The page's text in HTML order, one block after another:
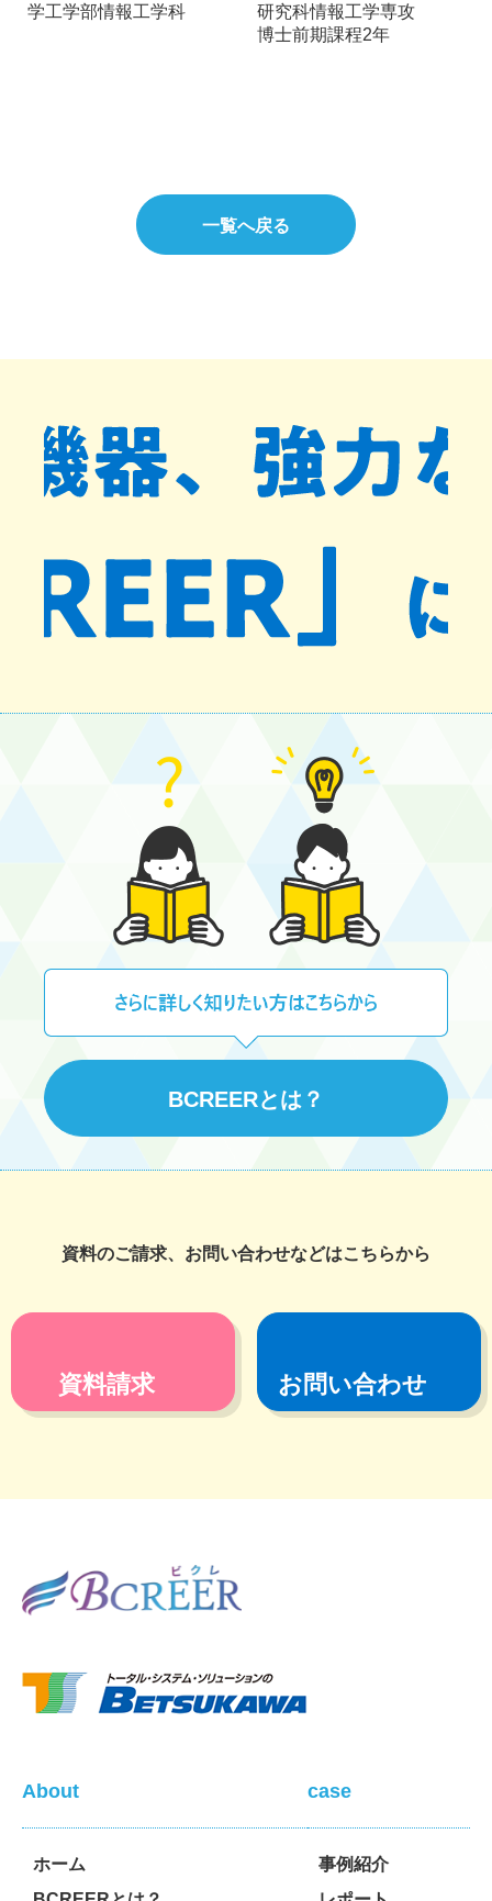
学工学部情報工学科
研究科情報工学専攻
博士前期課程2年
一覧へ戻る
BCREERとは？
資料のご請求、お問い合わせなどはこちらから
資料請求 お問い合わせ
About
ホーム
case
事例紹介